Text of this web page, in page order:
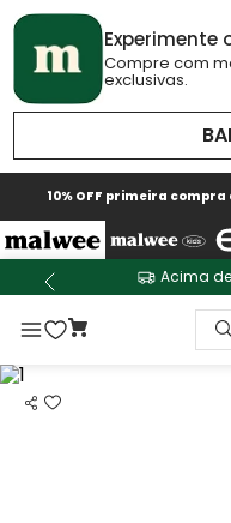
Experimente
Compre com
exclusivas.
10% OFF primeira compra
Acima de